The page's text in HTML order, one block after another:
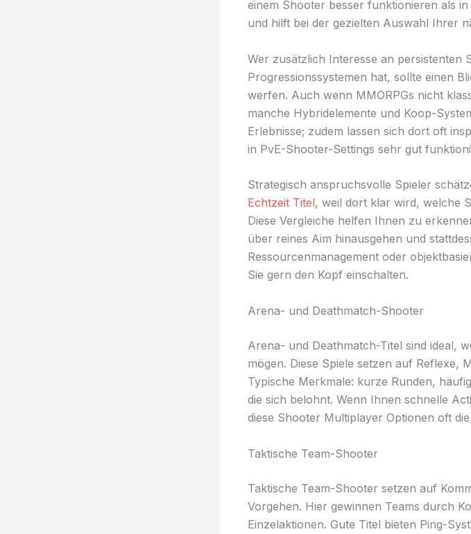
einem Shooter besser funktionieren als
und hilft bei der gezielten Auswahl Ihrer
Wer zusätzlich Interesse an persistenten
Progressionssystemen hat, sollte einen
werfen. Auch wenn MMORPGs nicht
manche Hybridelemente und Koop-
Erlebnisse; zudem lassen sich dort oft
in PvE-Shooter-Settings sehr gut
Strategisch anspruchsvolle Spieler
Echtzeit Titel, weil dort klar wird, welche
Diese Vergleiche helfen Ihnen zu
über reines Aim hinausgehen und
Ressourcenmanagement oder
Sie gern den Kopf einschalten.
Arena- und Deathmatch-Shooter
Arena- und Deathmatch-Titel sind ideal,
mögen. Diese Spiele setzen auf Reflexe,
Typische Merkmale: kurze Runden,
die sich belohnt. Wenn Ihnen schnelle
diese Shooter Multiplayer Optionen oft
Taktische Team-Shooter
Taktische Team-Shooter setzen auf
Vorgehen. Hier gewinnen Teams durch
Einzelaktionen. Gute Titel bieten Ping-